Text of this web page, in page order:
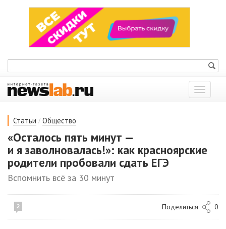
Показать
меню
Статьи / Общество
«Осталось пять минут —
и я заволновалась!»: как красноярские
родители пробовали сдать ЕГЭ
Вспомнить всё за 30 минут
2 Поделиться 0